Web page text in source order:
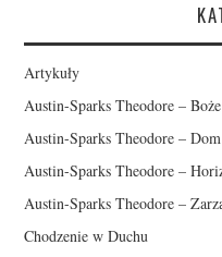
Artykuły
Austin-Sparks Theodore –
Austin-Sparks Theodore –
Austin-Sparks Theodore –
Austin-Sparks Theodore –
Chodzenie w Duchu